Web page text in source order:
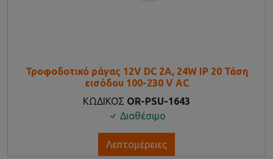
Τροφοδοτικό ράγας 12V DC 2A, 24W IP 20 Τάση
εισόδου 100-230 V AC
ΚΩΔΙΚΟΣ OR-PSU-1643
Διαθέσιμο
Λεπτομέρειες